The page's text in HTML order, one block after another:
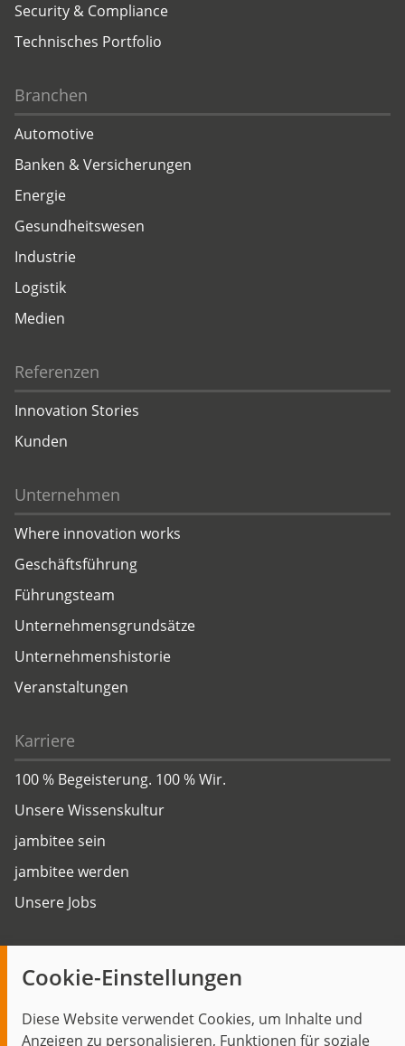
Cookie-Einstellungen
Diese Website verwendet Cookies, um Inhalte und
Anzeigen zu personalisieren, Funktionen für soziale
Security & Compliance
Technisches Portfolio
Branchen
Automotive
Banken & Versicherungen
Energie
Gesundheitswesen
Industrie
Logistik
Medien
Referenzen
Innovation Stories
Kunden
Unternehmen
Where innovation works
Geschäftsführung
Führungsteam
Unternehmensgrundsätze
Unternehmenshistorie
Veranstaltungen
Karriere
100 % Begeisterung. 100 % Wir.
Unsere Wissenskultur
jambitee sein
jambitee werden
Unsere Jobs
Themen im Fokus